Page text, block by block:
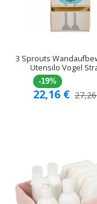
3 Sprouts
Utensilo Vogel
-19%
22,16 € 27,26